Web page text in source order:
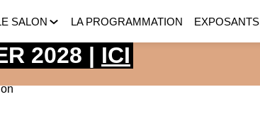
SALON LA PROGRAMMATION EXPOSANTS
2028 | ICI